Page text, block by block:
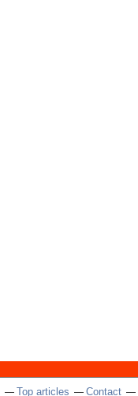
Top articles Contact